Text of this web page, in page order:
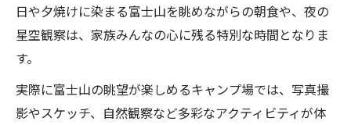
日や夕焼けに染まる富士山を眺めながらの朝食や、夜の
星空観察は、家族みんなの心に残る特別な時間となりま
す。
実際に富士山の眺望が楽しめるキャンプ場では、写真撮
影やスケッチ、自然観察など多彩なアクティビティが体